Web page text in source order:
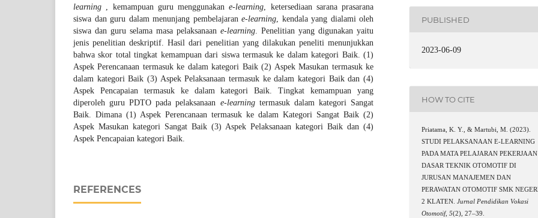
learning , kemampuan guru menggunakane-learning, ketersediaan sarana prasarana
siswa dan guru dalam menunjang pembelajaran e-learning, kendala yang dialami oleh
siswa dan guru selama masa pelaksanaan e-learning. Penelitian yang digunakan yaitu
jenis penelitian deskriptif. Hasil dari penelitian yang dilakukan peneliti menunjukkan
bahwa skor total tingkat kemampuan dari siswa termasuk ke dalam kategori Baik. (1)
Aspek Perencanaan termasuk ke dalam kategori Baik (2) Aspek Masukan termasuk ke
dalam kategori Baik (3) Aspek Pelaksanaan termasuk ke dalam kategori Baik dan (4)
Aspek Pencapaian termasuk ke dalam kategori Baik. Tingkat kemampuan yang
diperoleh guru PDTO pada pelaksanaan e-learningtermasuk dalam kategori Sangat
Baik. Dimana (1) Aspek Perencanaan termasuk ke dalam Kategori Sangat Baik (2)
Aspek Masukan kategori Sangat Baik (3) Aspek Pelaksanaan kategori Baik dan (4)
Aspek Pencapaian kategori Baik.
REFERENCES
PUBLISHED
2023-06-09
HOW TO CITE
Priatama, K. Y., & Martubi, M. (2023).
STUDI PELAKSANAAN E-LEARNING
PADA MATA PELAJARAN PEKERJAAN
DASAR TEKNIK OTOMOTIF DI
JURUSAN MANAJEMEN DAN
PERAWATAN OTOMOTIF SMK
2 KLATEN.Jurnal Pendidikan Vokasi
Otomotif,5(2), 27–39.